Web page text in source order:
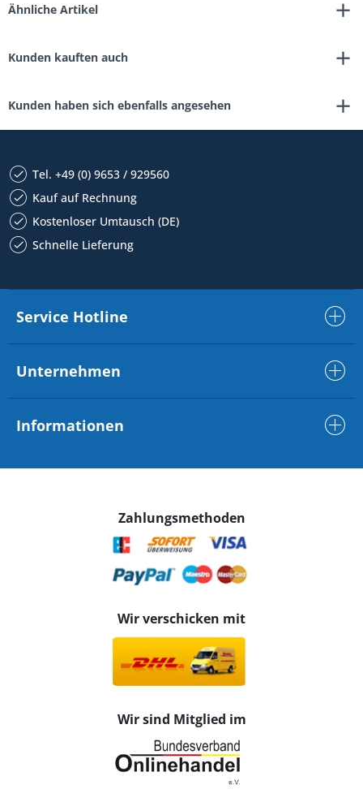
Ähnliche Artikel
Kunden kauften auch
Kunden haben sich ebenfalls angesehen
Tel. +49 (0) 9653 / 929560
Kauf auf Rechnung
Kostenloser Umtausch (DE)
Schnelle Lieferung
Service Hotline
Unternehmen
Informationen
Zahlungsmethoden
Wir verschicken mit
Wir sind Mitglied im